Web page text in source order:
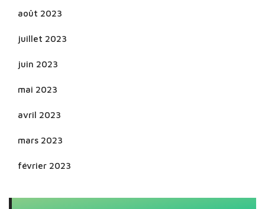
août 2023
juillet 2023
juin 2023
mai 2023
avril 2023
mars 2023
février 2023